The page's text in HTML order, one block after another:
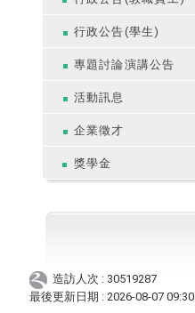
行政公告(學生)
專題討論演講公告
活動訊息
企業徵才
獎學金
造訪人次 : 30519287
最後更新日期 : 2026-08-07 09:30